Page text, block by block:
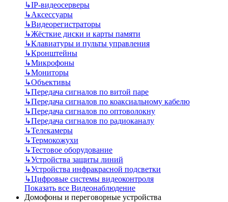
↳IP-видеосерверы
↳Аксессуары
↳Видеорегистраторы
↳Жёсткие диски и карты памяти
↳Клавиатуры и пульты управления
↳Кронштейны
↳Микрофоны
↳Мониторы
↳Объективы
↳Передача сигналов по витой паре
↳Передача сигналов по коаксиальному кабелю
↳Передача сигналов по оптоволокну
↳Передача сигналов по радиоканалу
↳Телекамеры
↳Термокожухи
↳Тестовое оборудование
↳Устройства защиты линий
↳Устройства инфракрасной подсветки
↳Цифровые системы видеоконтроля
Показать все Видеонаблюдение
Домофоны и переговорные устройства